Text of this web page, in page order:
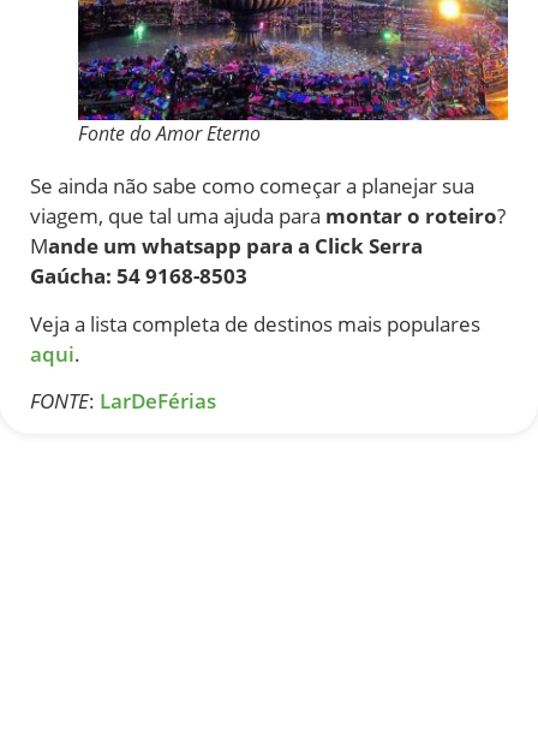
Fonte do Amor Eterno
Se ainda não sabe como começar a planejar sua
viagem, que tal uma ajuda para montar o roteiro?
Mande um whatsapp para a Click Serra
Gaúcha: 54 9168-8503
Veja a lista completa de destinos mais populares
aqui.
FONTE: LarDeFérias